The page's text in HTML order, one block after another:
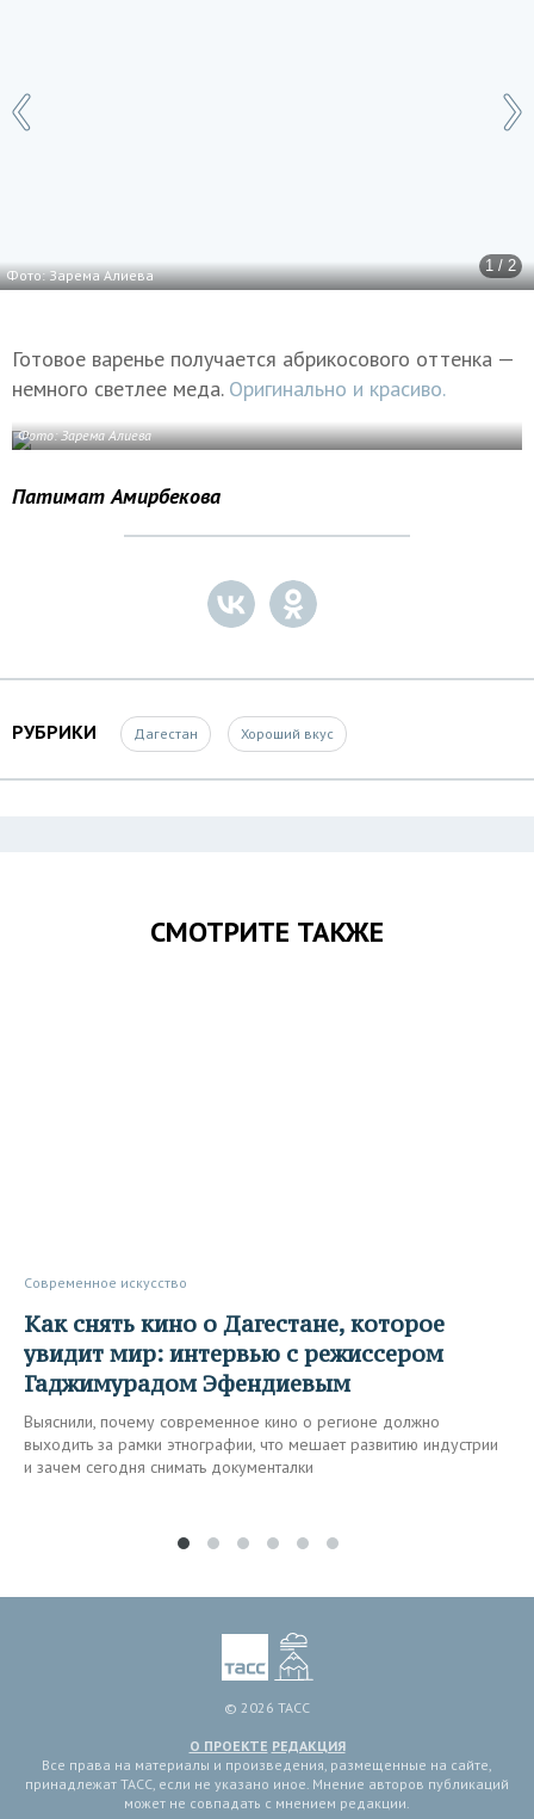
1 / 2
Фото: Зарема Алиева
Готовое варенье получается абрикосового оттенка —
немного светлее меда. Оригинально и красиво.
Фото: Зарема Алиева
Патимат Амирбекова
РУБРИКИ Дагестан Хороший вкус
СМОТРИТЕ ТАКЖЕ
Современное искусство
Как снять кино о Дагестане, которое
увидит мир: интервью с режиссером
Гаджимурадом Эфендиевым
Выяснили, почему современное кино о регионе должно
выходить за рамки этнографии, что мешает развитию индустрии
и зачем сегодня снимать документалки
© 2026 ТАСС
О ПРОЕКТЕ РЕДАКЦИЯ
Все права на материалы и произведения, размещенные на сайте,
принадлежат ТАСС, если не указано иное. Мнение авторов публикаций
может не совпадать с мнением редакции.